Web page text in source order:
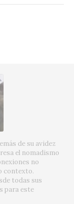
de su avidez
el nomadismo
no
contexto.
todas sus
para este